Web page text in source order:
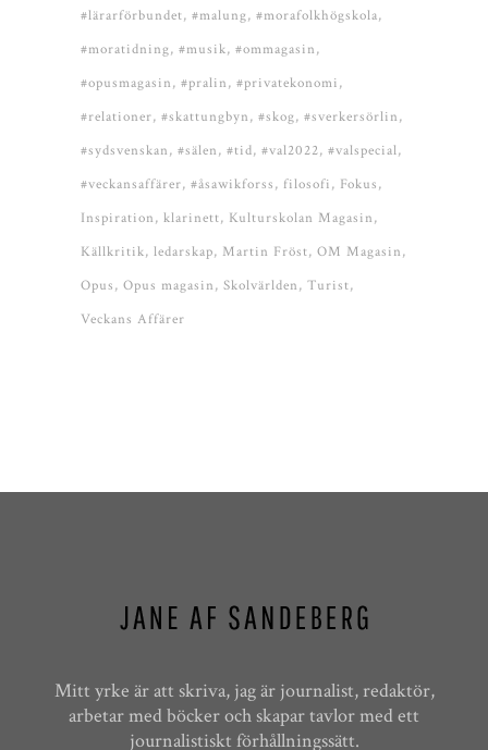
#lärarförbundet #malung #morafolkhögskola
#moratidning #musik #ommagasin
#opusmagasin #pralin #privatekonomi
#relationer #skattungbyn #skog #sverkersörlin
#sydsvenskan #sälen #tid #val2022 #valspecial
#veckansaffärer #åsawikforss filosofi
Fokus
Inspiration klarinett Kulturskolan Magasin
Källkritik ledarskap Martin Fröst OM Magasin
Opus Opus magasin Skolvärlden Turist
Veckans Affärer
Mitt yrke är att skriva, jag är journalist, redaktör,
arbetar med böcker och skapar tavlor med ett
journalistiskt förhållningssätt.